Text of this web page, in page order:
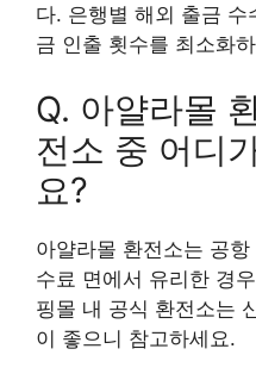
다. 은행별 해외 출금 수
금 인출 횟수를 최소화
Q. 아얄라몰
전소 중 어디
요?
아얄라몰 환전소는 공
수료 면에서 유리한 경
핑몰 내 공식 환전소는
이 좋으니 참고하세요.